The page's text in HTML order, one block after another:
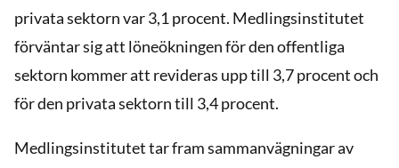
privata sektorn var 3,1 procent. Medlingsinstitutet
förväntar sig att löneökningen för den offentliga
sektorn kommer att revideras upp till 3,7 procent och
för den privata sektorn till 3,4 procent.
Medlingsinstitutet tar fram sammanvägningar av